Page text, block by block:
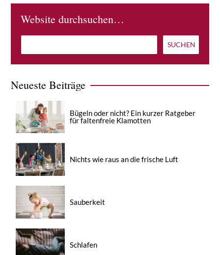
Website durchsuchen…
Neueste Beiträge
Bügeln oder nicht? Ein kurzer Ratgeber
für faltenfreie Klamotten
Nichts wie raus an die frische Luft
Sauberkeit
Schlafen